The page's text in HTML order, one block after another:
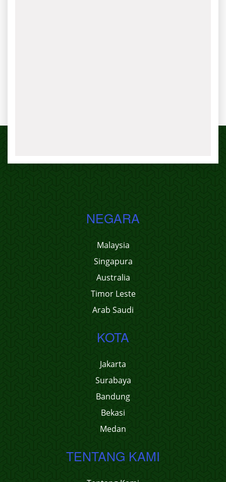
NEGARA
Malaysia
Singapura
Australia
Timor Leste
Arab Saudi
KOTA
Jakarta
Surabaya
Bandung
Bekasi
Medan
TENTANG KAMI